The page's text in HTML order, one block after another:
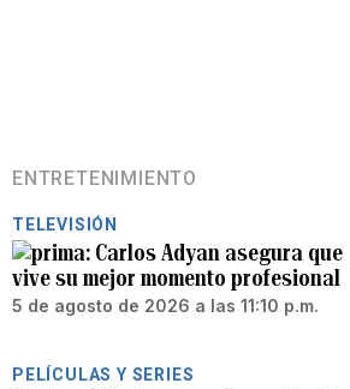
ENTRETENIMIENTO
TELEVISIÓN
Carlos Adyan asegura que
vive su mejor momento profesional
5 de agosto de 2026 a las 11:10 p.m.
PELÍCULAS Y SERIES